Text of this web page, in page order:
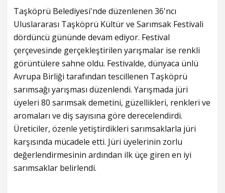
Taşköprü Belediyesi'nde düzenlenen 36'ncı
Uluslararası Taşköprü Kültür ve Sarımsak Festivali
dördüncü gününde devam ediyor. Festival
çerçevesinde gerçekleştirilen yarışmalar ise renkli
görüntülere sahne oldu. Festivalde, dünyaca ünlü
Avrupa Birliği tarafından tescillenen Taşköprü
sarımsağı yarışması düzenlendi. Yarışmada jüri
üyeleri 80 sarımsak demetini, güzellikleri, renkleri ve
aromaları ve diş sayısına göre derecelendirdi.
Üreticiler, özenle yetiştirdikleri sarımsaklarla jüri
karşısında mücadele etti. Jüri üyelerinin zorlu
değerlendirmesinin ardından ilk üçe giren en iyi
sarımsaklar belirlendi.